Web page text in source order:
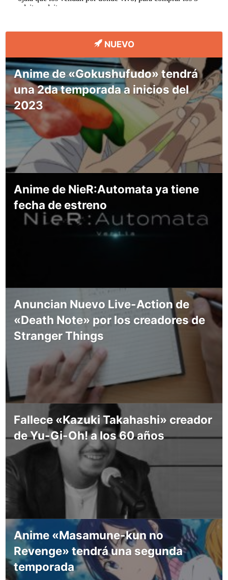
NUEVO
Anime de «Gokushufudo» tendrá
una 2da temporada a inicios del
2023
Anime de NieR:Automata ya tiene
fecha de estreno
Anuncian Nuevo Live-Action de
«Death Note» por los creadores de
Stranger Things
Fallece «Kazuki Takahashi» creador
de Yu-Gi-Oh! a los 60 años
Anime «Masamune-kun no
Revenge» tendrá una segunda
temporada